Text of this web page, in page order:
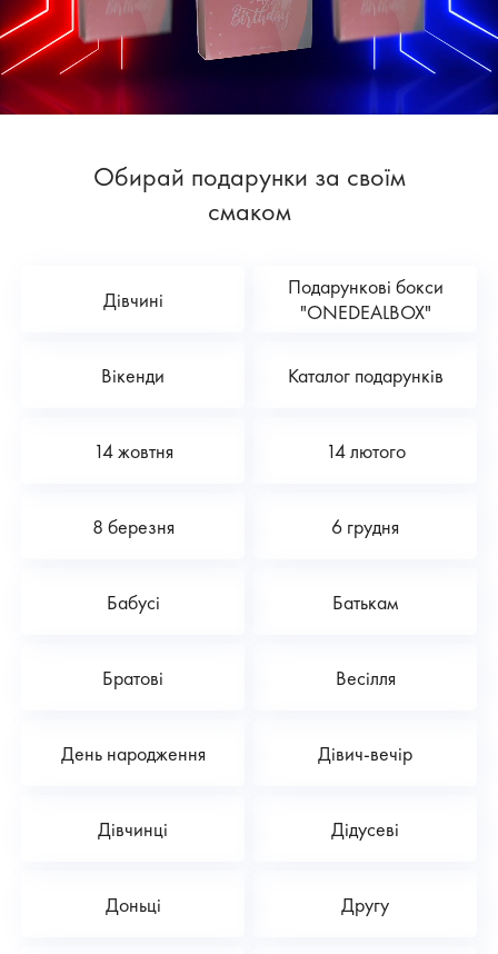
Обирай подарунки за своїм
смаком
Дівчині
Подарункові бокси
"ONEDEALBOX"
Вікенди Каталог подарунків
14 жовтня 14 лютого
8 березня 6 грудня
Бабусі Батькам
Братові Весілля
День народження Дівич-вечір
Дівчинці Дідусеві
Доньці Другу